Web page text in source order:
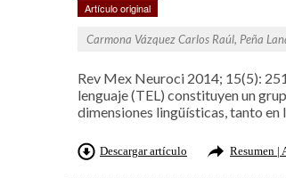
Artículo original
Carmona Vázquez Carlos Raúl, Peña
Rev Mex Neuroci 2014; 15(5):
lenguaje (TEL) constituyen un
dimensiones lingüísticas, tanto
Descargar artículo Resumen |